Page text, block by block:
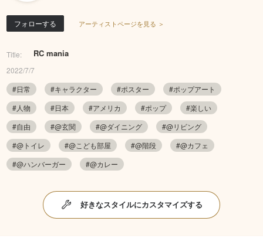
フォローする アーティストページを見る ＞
Title: RC mania
2022/7/7
#日常
#キャラクター #ポスター
#ポップアート
#人物
#日本 #アメリカ #ポップ
#楽しい
#自由
#@玄関 #@ダイニング
#@リビング
#@トイレ
#@こども部屋 #@階段
#@カフェ
#@ハンバーガー
#@カレー
好きなスタイルにカスタマイズする